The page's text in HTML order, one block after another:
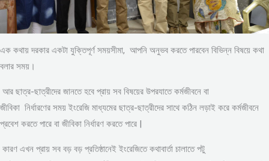
এক কথায় দরকার একটা যুক্তিপূর্ণ সময়সীমা, আপনি অনুভব করতে পারবেন বিভিন্ন বিষয়ে কথা
বলার সময়।
আর ছাত্র-ছাত্রীদের জানতে হবে প্রায় সব বিষয়ের উপরযাতে কর্মজীবনে বা
জীবিকা নির্ধারণের সময় ইংরেজি মাধ্যমের ছাত্র-ছাত্রীদের সাথে কঠিন লড়াই করে কর্মজীবনে
প্রবেশ করতে পারে বা জীবিকা নির্ধারণ করতে পারে |
কারণ এখন প্রায় সব বড় বড় প্রতিষ্ঠানেই ইংরেজিতে কথাবার্তা চালাতে পটু